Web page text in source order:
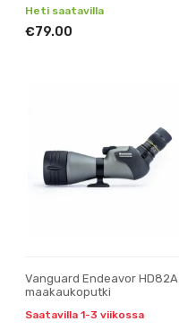
Heti saatavilla
€79.00
Vanguard Endeavor HD82A
maakaukoputki
Saatavilla 1-3 viikossa